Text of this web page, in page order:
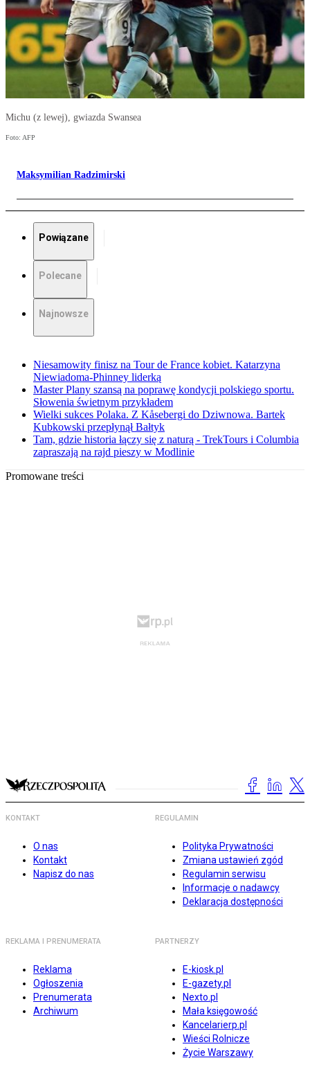
Michu (z lewej), gwiazda Swansea
Foto: AFP
Maksymilian Radzimirski
Powiązane
Polecane
Najnowsze
Niesamowity finisz na Tour de France kobiet. Katarzyna
Niewiadoma-Phinney liderką
Master Plany szansą na poprawę kondycji polskiego sportu.
Słowenia świetnym przykładem
Wielki sukces Polaka. Z Kåsebergi do Dziwnowa. Bartek
Kubkowski przepłynął Bałtyk
Tam, gdzie historia łączy się z naturą - TrekTours i Columbia
zapraszają na rajd pieszy w Modlinie
Promowane treści
KONTAKT
O nas
Kontakt
Napisz do nas
REGULAMIN
Polityka Prywatności
Zmiana ustawień zgód
Regulamin serwisu
Informacje o nadawcy
Deklaracja dostępności
REKLAMA I PRENUMERATA
Reklama
Ogłoszenia
Prenumerata
Archiwum
PARTNERZY
E-kiosk.pl
E-gazety.pl
Nexto.pl
Mała księgowość
Kancelarierp.pl
Wieści Rolnicze
Życie Warszawy